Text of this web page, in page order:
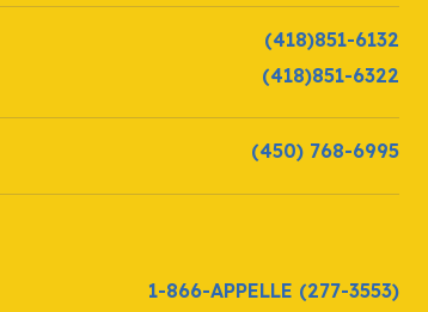
(418)851-6132
(418)851-6322
(450) 768-6995
1-866-APPELLE (277-3553)